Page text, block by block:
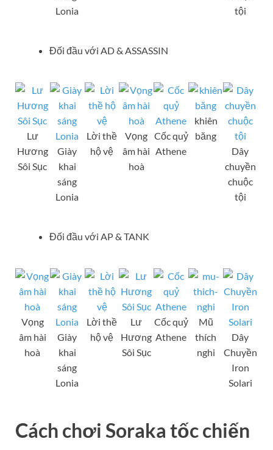
Lonia
tội
Đối đầu với AD & ASSASSIN
Lư
Hương
Sôi Sục
Giày
khai
sáng
Lonia
Lời thề
hộ vệ
Vọng
âm hài
hoà
Cốc quỷ
Athene
khiên
băng
Dây
chuyền
chuộc
tội
Đối đầu với AP & TANK
Vọng
âm hài
hoà
Giày
khai
sáng
Lonia
Lời thề
hộ vệ
Lư
Hương
Sôi Sục
Cốc quỷ
Athene
Mũ
thích
nghi
Dây
Chuyền
Iron
Solari
Cách chơi Soraka tốc chiến